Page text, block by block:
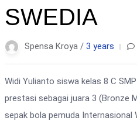
SWEDIA
Spensa Kroya / 3 years
Widi Yulianto siswa kelas 8 C
prestasi sebagai juara 3 (Bronze
sepak bola pemuda Internasional